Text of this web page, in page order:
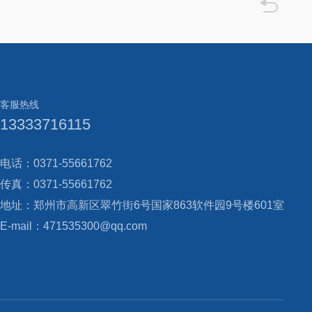

客服热线
13333716115
电话：0371-55661762
传真：0371-55661762
地址：郑州市高新区翠竹街6号国家863软件园9号楼601室
E-mail：471535300@qq.com